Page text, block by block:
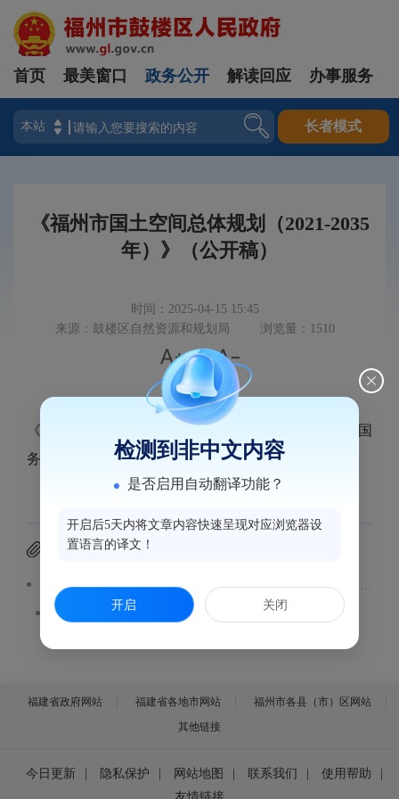
登录
首页 最美窗口 政务公开 解读回应 办事服务
长者模式
《福州市国土空间总体规划（2021-2035
年）》（公开稿）
时间：2025-04-15 15:45
来源：鼓楼区自然资源和规划局
浏览量：1510
 | 
《福州市国土空间总体规划（2021-2035年）》已经国
务院批复，现予以公开。
附件下载
《福州市国土空间总体规划（2021-2035年）》（公开稿）.pdf
福建省政府网站 福建省各地市网站
福州市各县（市）区网站
其他链接
今日更新 隐私保护 网站地图 联系我们 使用帮助
检测到非中文内容
是否启用自动翻译功能？
开启后5天内将文章内容快速呈现对应浏览器设
置语言的译文！
开启 关闭